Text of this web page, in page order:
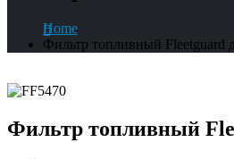
Home
Фильтр топливный
Фильтр топливный